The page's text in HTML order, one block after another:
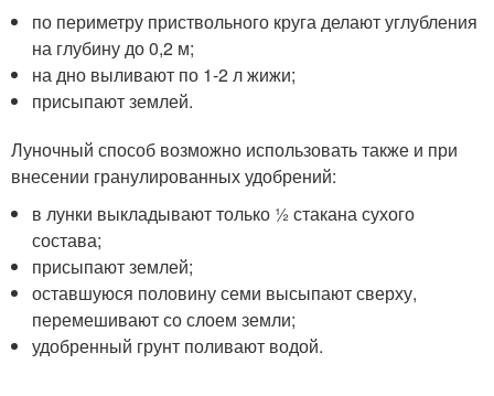
по периметру приствольного круга делают углубления
на глубину до 0,2 м;
на дно выливают по 1-2 л жижи;
присыпают землей.
Луночный способ возможно использовать также и при
внесении гранулированных удобрений:
в лунки выкладывают только ½ стакана сухого
состава;
присыпают землей;
оставшуюся половину семи высыпают сверху,
перемешивают со слоем земли;
удобренный грунт поливают водой.